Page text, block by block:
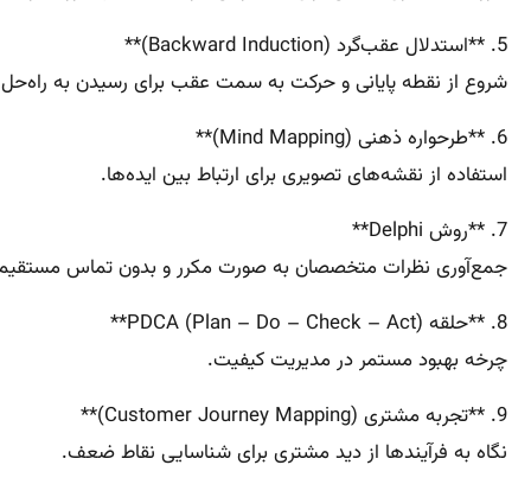
5. **استدلال عقب‌گرد (Backward Induction)**
شروع از نقطه پایانی و حرکت به سمت عقب برای رسیدن به
6. **طرحواره ذهنی (Mind Mapping)**
استفاده از نقشه‌های تصویری برای ارتباط بین ایده‌ها.
7. **روش Delphi**
جمع‌آوری نظرات متخصصان به صورت مکرر و بدون تماس
8. **حلقه PDCA (Plan – Do – Check – Act)**
چرخه بهبود مستمر در مدیریت کیفیت.
9. **تجربه مشتری (Customer Journey Mapping)**
نگاه به فرآیندها از دید مشتری برای شناسایی نقاط ضعف.